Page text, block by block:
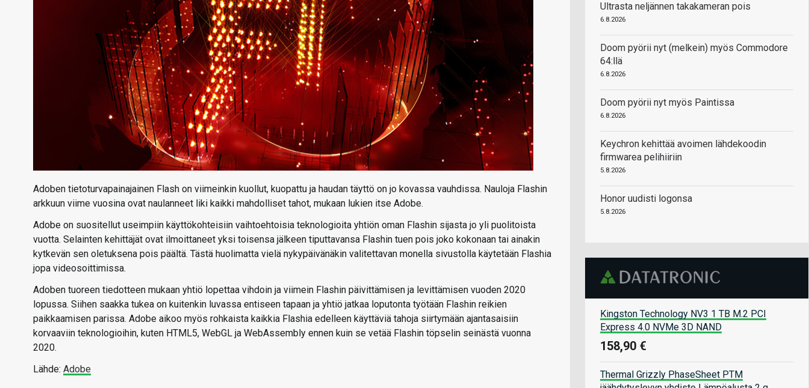
Adoben tietoturvapainajainen Flash on viimeinkin kuollut, kuopattu ja haudan täyttö on jo kovassa vauhdissa. Nauloja Flashin
arkkuun viime vuosina ovat naulanneet liki kaikki mahdolliset tahot, mukaan lukien itse Adobe.
Adobe on suositellut useimpiin käyttökohteisiin vaihtoehtoisia teknologioita yhtiön oman Flashin sijasta jo yli puolitoista
vuotta. Selainten kehittäjät ovat ilmoittaneet yksi toisensa jälkeen tiputtavansa Flashin tuen pois joko kokonaan tai ainakin
kytkevän sen oletuksena pois päältä. Tästä huolimatta vielä nykypäivänäkin valitettavan monella sivustolla käytetään Flashia
jopa videosoittimissa.
Adoben tuoreen tiedotteen mukaan yhtiö lopettaa vihdoin ja viimein Flashin päivittämisen ja levittämisen vuoden 2020
lopussa. Siihen saakka tukea on kuitenkin luvassa entiseen tapaan ja yhtiö jatkaa loputonta työtään Flashin reikien
paikkaamisen parissa. Adobe aikoo myös rohkaista kaikkia Flashia edelleen käyttäviä tahoja siirtymään ajantasaisiin
korvaaviin teknologioihin, kuten HTML5, WebGL ja WebAssembly ennen kuin se vetää Flashin töpselin seinästä vuonna
2020.
Lähde: Adobe
Ultrasta neljännen takakameran pois
6.8.2026
Doom pyörii nyt (melkein) myös Commodore
64:llä
6.8.2026
Doom pyörii nyt myös Paintissa
6.8.2026
Keychron kehittää avoimen lähdekoodin
firmwarea pelihiiriin
5.8.2026
Honor uudisti logonsa
5.8.2026
Kingston Technology NV3 1 TB M.2 PCI
Express 4.0 NVMe 3D NAND
158,90 €
Thermal Grizzly PhaseSheet PTM